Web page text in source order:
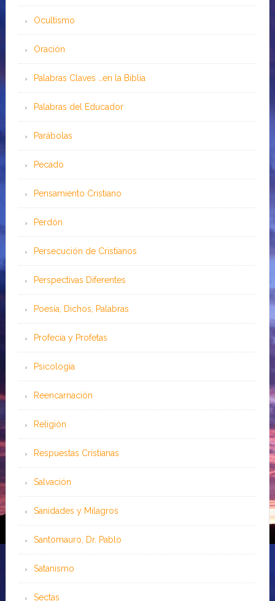
Ocultismo
Oración
Palabras Claves …en la Biblia
Palabras del Educador
Parábolas
Pecado
Pensamiento Cristiano
Perdón
Persecución de Cristianos
Perspectivas Diferentes
Poesía, Dichos, Palabras
Profecía y Profetas
Psicología
Reencarnación
Religión
Respuestas Cristianas
Salvación
Sanidades y Milagros
Santomauro, Dr. Pablo
Satanismo
Sectas